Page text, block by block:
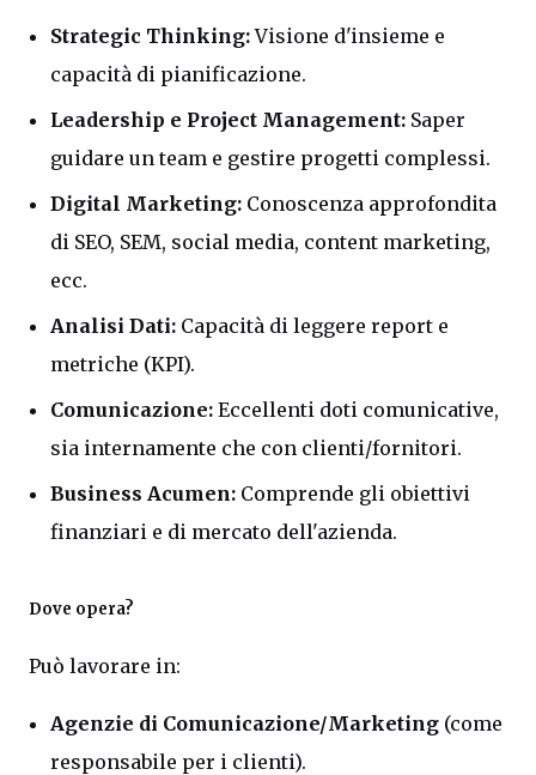
Strategic Thinking:Visione d'insieme e
capacità di pianificazione.
Leadership e Project Management: Saper
guidare un team e gestire progetti complessi.
Digital Marketing: Conoscenza approfondita
di SEO, SEM, social media, content marketing,
ecc.
Analisi Dati: Capacità di leggere report e
metriche (KPI).
Comunicazione: Eccellenti doti comunicative,
sia internamente che con clienti/fornitori.
Business Acumen: Comprende gli obiettivi
finanziari e di mercato dell'azienda.
Dove opera?
Può lavorare in:
Agenzie di Comunicazione/Marketing (come
responsabile per i clienti).